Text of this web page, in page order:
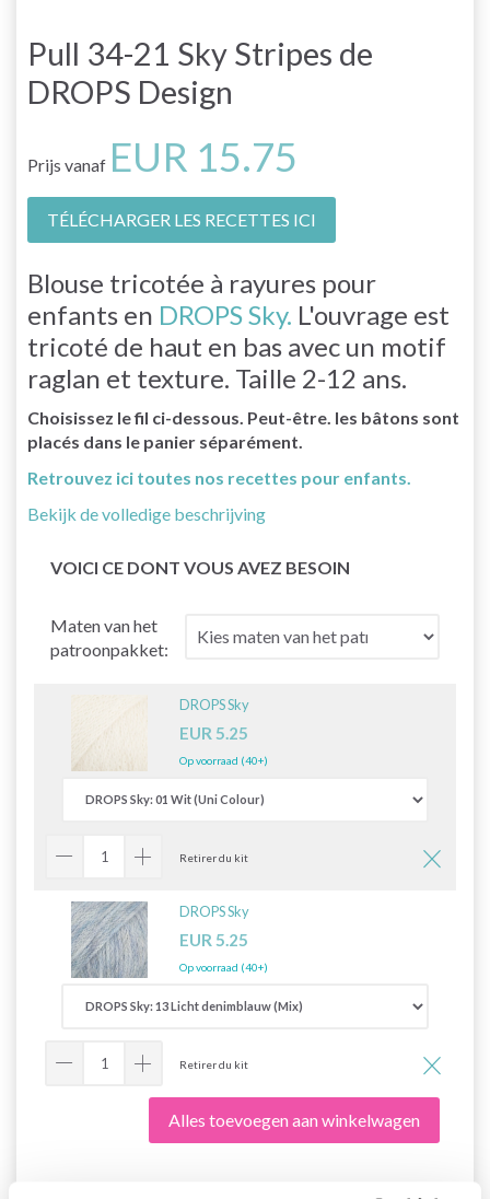
Pull 34-21 Sky Stripes de
DROPS Design
Prijs vanaf EUR 15.75
TÉLÉCHARGER LES RECETTES ICI
Blouse tricotée à rayures pour
enfants en DROPS Sky. L'ouvrage est
tricoté de haut en bas avec un motif
raglan et texture. Taille 2-12 ans.
Choisissez le fil ci-dessous. Peut-être. les bâtons sont
placés dans le panier séparément.
Retrouvez ici toutes nos recettes pour enfants.
Bekijk de volledige beschrijving
VOICI CE DONT VOUS AVEZ BESOIN
Maten van het
patroonpakket:
DROPS Sky
EUR 5.25
Op voorraad (40+)
Retirer du kit
DROPS Sky
EUR 5.25
Op voorraad (40+)
Retirer du kit
Alles toevoegen aan winkelwagen